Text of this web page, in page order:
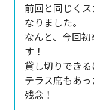
前回と同じく
なりました。
なんと、今回
す！
貸し切りでき
テラス席もあ
残念！